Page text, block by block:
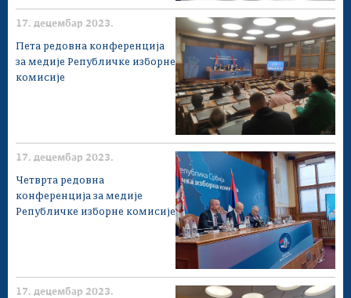
17. децембар 2023.
Пета редовна конференција
за медије Републичке изборне
комисије
17. децембар 2023.
Четврта редовна
конференција за медије
Републичке изборне комисије
17. децембар 2023.